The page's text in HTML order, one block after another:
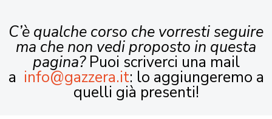
C’è qualche corso che vorresti seguire
ma che non vedi proposto in questa
pagina?Puoi scriverci una mail
a info@gazzera.it: lo aggiungeremo a
quelli già presenti!